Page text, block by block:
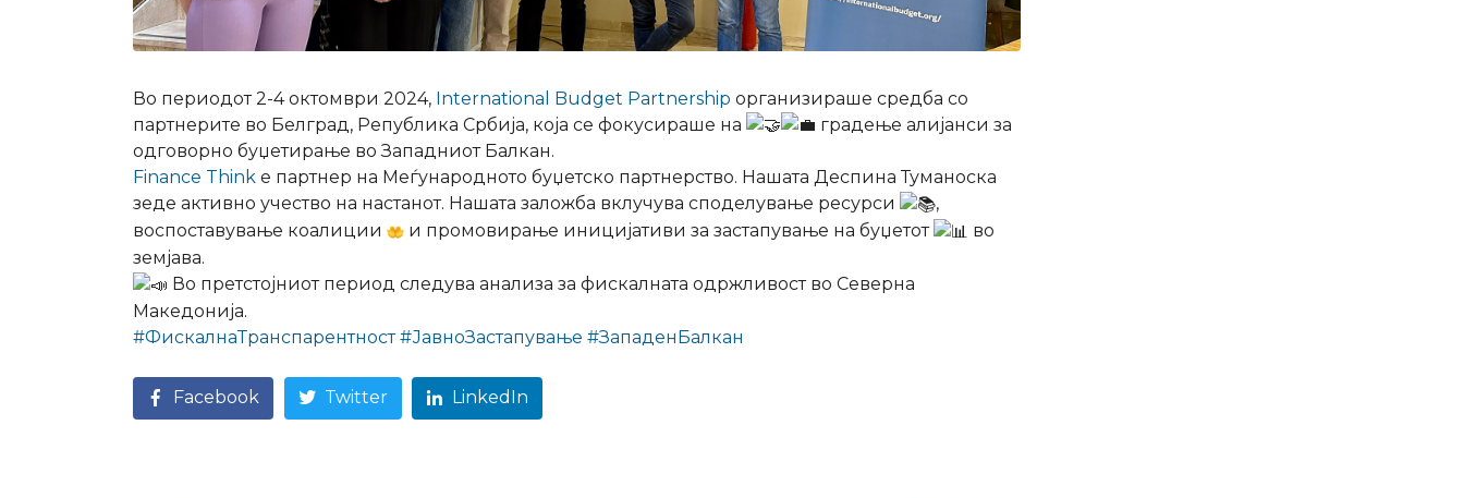
Во периодот 2-4 октомври 2024, International Budget Partnership организираше средба со
партнерите во Белград, Република Србија, која се фокусираше на
градење алијанси за
одговорно буџетирање во Западниот Балкан.
Finance Think е партнер на Меѓународното буџетско партнерство. Нашата Деспина Туманоска
зеде активно учество на настанот. Нашата заложба вклучува споделување ресурси
,
воспоставување коалиции
и промовирање иницијативи за застапување на буџетот
во
земјава.
Во претстојниот период следува анализа за фискалната одржливост во Северна
Македонија.
#ФискалнаТранспарентност #ЈавноЗастапување #ЗападенБалкан
Facebook Twitter LinkedIn